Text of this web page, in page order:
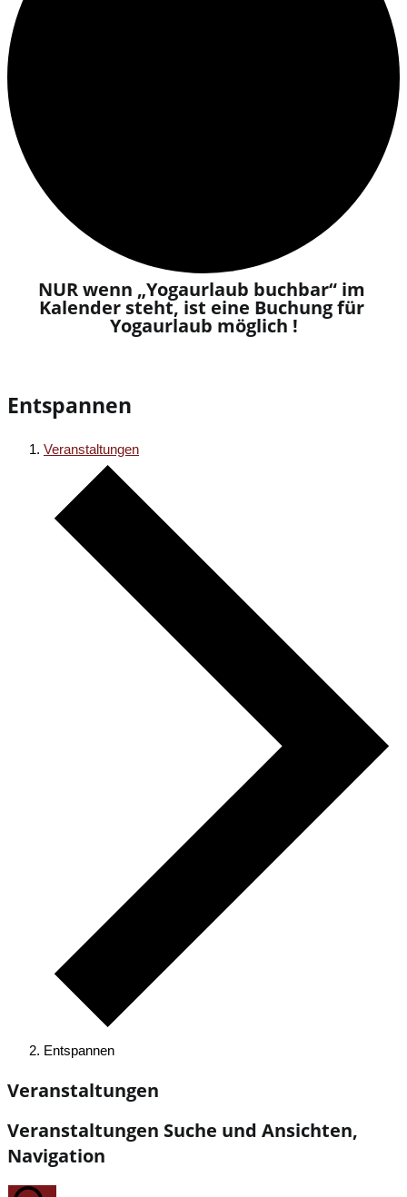
NUR wenn „Yogaurlaub buchbar“ im
Kalender steht, ist eine Buchung für
Yogaurlaub möglich !​
Entspannen
Veranstaltungen
Entspannen
Veranstaltungen
Veranstaltungen Suche und Ansichten,
Navigation